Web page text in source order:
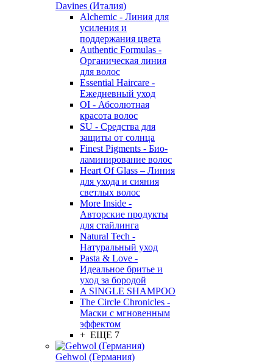
Davines (Италия)
Alchemic - Линия для
усиления и
поддержания цвета
Authentic Formulas -
Органическая линия
для волос
Essential Haircare -
Eжедневный уход
OI - Абсолютная
красота волос
SU - Средства для
защиты от солнца
Finest Pigments - Био-
ламинирование волос
Heart Of Glass – Линия
для ухода и сияния
светлых волос
More Inside -
Авторские продукты
для стайлинга
Natural Tech -
Натуральный уход
Pasta & Love -
Идеальное бритье и
уход за бородой
A SINGLE SHAMPOO
The Circle Chronicles -
Маски с мгновенным
эффектом
+ ЕЩЕ 7
Gehwol (Германия)